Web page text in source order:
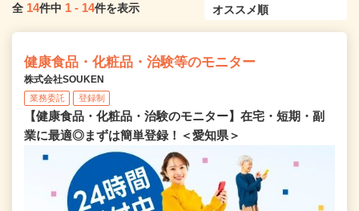
全 14件中 1 - 14件を表示
健康食品・化粧品・治験等のモニター
株式会社SOUKEN
業務委託 登録制
【健康食品・化粧品・治験のモニター】在宅・短期・副
業に最適◎まずは簡単登録！＜愛知県＞